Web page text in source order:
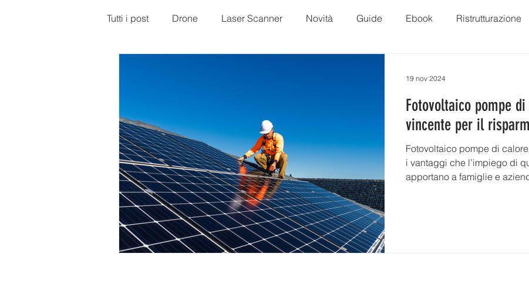
Tutti i post Drone Laser Scanner Novità Guide Ebook Ristrutturazione
Fotovoltaico pompe
vincente per il
Fotovoltaico pompe di
i vantaggi che l’impiego di
apportano a famiglie e
19 nov 2024